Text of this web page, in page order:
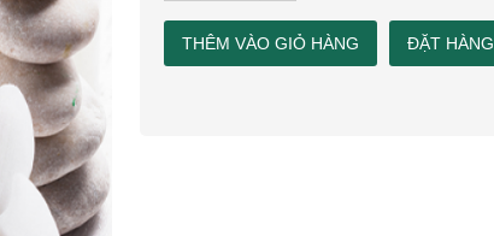
THÊM VÀO GIỎ HÀNG ĐẶT HÀNG